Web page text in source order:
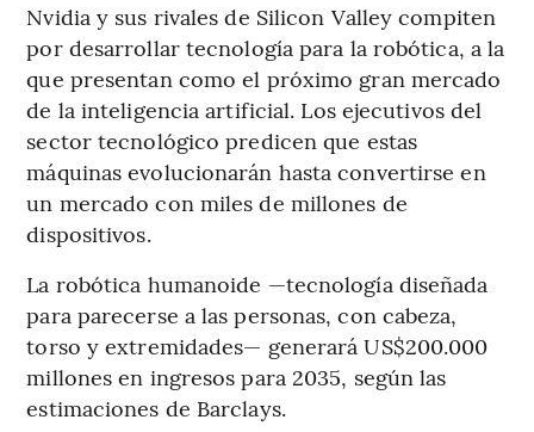
Nvidia y sus rivales de Silicon Valley compiten
por desarrollar tecnología para la robótica, a la
que presentan como el próximo gran mercado
de la inteligencia artificial. Los ejecutivos del
sector tecnológico predicen que estas
máquinas evolucionarán hasta convertirse en
un mercado con miles de millones de
dispositivos.
La robótica humanoide —tecnología diseñada
para parecerse a las personas, con cabeza,
torso y extremidades— generará US$200.000
millones en ingresos para 2035, según las
estimaciones de Barclays.